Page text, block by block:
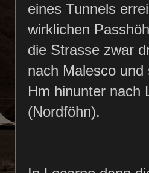
eines Tunnels
wirklichen
die Strasse zwar
nach Malesco
Hm hinunter nach
(Nordföhn).